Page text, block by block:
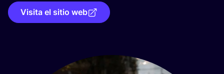
Visita el sitio web